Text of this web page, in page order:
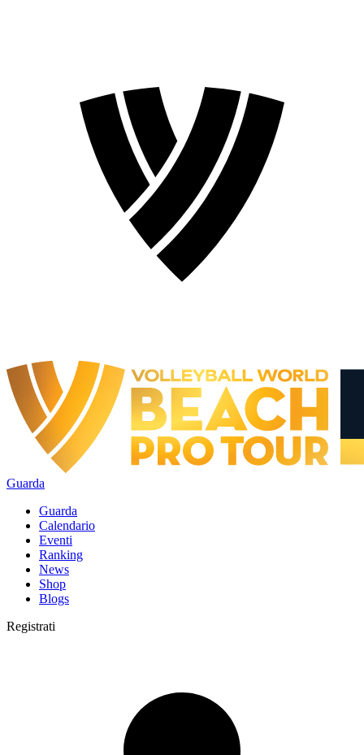
Guarda
Guarda
Calendario
Eventi
Ranking
News
Shop
Blogs
Registrati